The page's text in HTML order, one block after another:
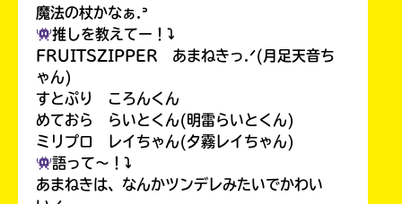
魔法の杖かなぁ.ᐣ
推しを教えてー！⤵︎
FRUITSZIPPER あまねきっ.ᐟ(月足天音ち
ゃん)
すとぷり ころんくん
めておら らいとくん(明雷らいとくん)
ミリプロ レイちゃん(夕霧レイちゃん)
語って〜！⤵︎
あまねきは、なんかツンデレみたいでかわい